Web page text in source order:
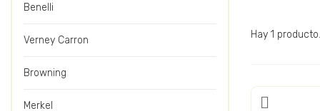
Benelli
Verney Carron
Browning
Merkel
Hay 1 producto.